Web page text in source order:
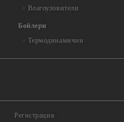
Влагоуловители
Бойлери
Термодинамични
Регистрация